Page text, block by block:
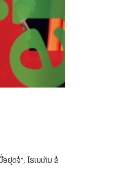
ຢຸດຈໍ”, ໄຮເນເກັນ ຂໍ